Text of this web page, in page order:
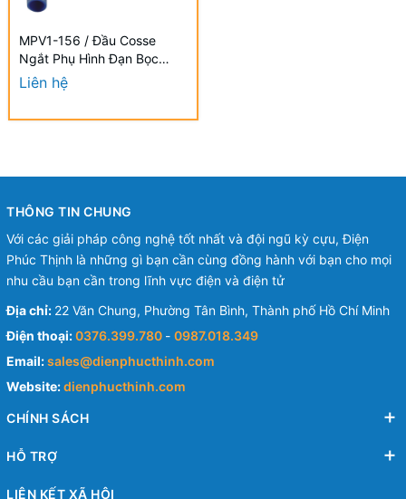
MPV1-156 / Đầu Cosse
Ngắt Phụ Hình Đạn Bọc
Nhựa (Đực) KST 0.5-1.5
mm - VINYL-INSULATED
Liên hệ
THÔNG TIN CHUNG
Với các giải pháp công nghệ tốt nhất và đội ngũ kỳ cựu, Điện
Phúc Thịnh là những gì bạn cần cùng đồng hành với bạn cho mọi
nhu cầu bạn cần trong lĩnh vực điện và điện tử
Địa chỉ: 22 Văn Chung, Phường Tân Bình, Thành phố Hồ Chí Minh
Điện thoại:0376.399.780 - 0987.018.349
Email:sales@dienphucthinh.com
Website:dienphucthinh.com
CHÍNH SÁCH
HỖ TRỢ
LIÊN KẾT XÃ HỘI